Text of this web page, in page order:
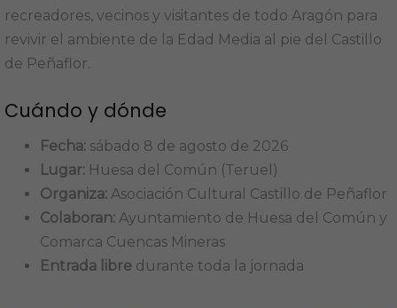
recreadores, vecinos y visitantes de todo Aragón para
revivir el ambiente de la Edad Media al pie del Castillo
de Peñaflor.
Cuándo y dónde
Fecha: sábado 8 de agosto de 2026
Lugar: Huesa del Común (Teruel)
Organiza: Asociación Cultural Castillo de Peñaflor
Colaboran: Ayuntamiento de Huesa del Común y
Comarca Cuencas Mineras
Entrada libre durante toda la jornada